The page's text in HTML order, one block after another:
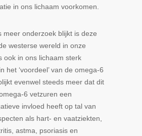
in ons lichaam voorkomen.
meer onderzoek blijkt is deze
westerse wereld in onze
ook in ons lichaam sterk
het ‘voordeel’ van de omega-6
evenwel steeds meer dat dit
6 vetzuren een
invloed heeft op tal van
als hart- en vaatziekten,
astma, psoriasis en